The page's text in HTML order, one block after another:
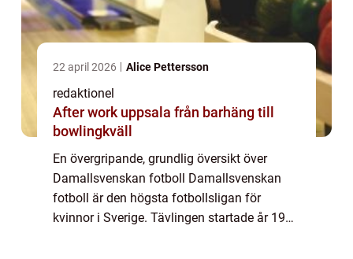
22 april 2026 Alice Pettersson
redaktionel
After work uppsala från barhäng till
bowlingkväll
En övergripande, grundlig översikt över
Damallsvenskan fotboll Damallsvenskan
fotboll är den högsta fotbollsligan för
kvinnor i Sverige. Tävlingen startade år 1988